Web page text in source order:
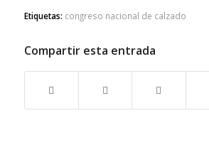
Etiquetas: congreso nacional de calzado
Compartir esta entrada